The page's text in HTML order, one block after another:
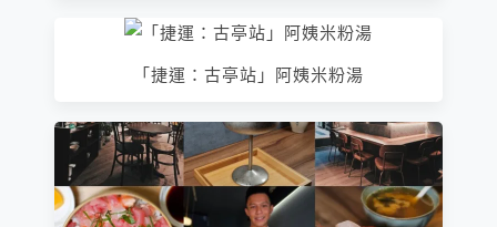
「捷運：古亭站」阿姨米粉湯